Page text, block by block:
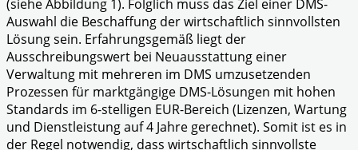
(siehe Abbildung 1). Folglich muss das Ziel einer DMS-
Auswahl die Beschaffung der wirtschaftlich sinnvollsten
Lösung sein. Erfahrungsgemäß liegt der
Ausschreibungswert bei Neuausstattung einer
Verwaltung mit mehreren im DMS umzusetzenden
Prozessen für marktgängige DMS-Lösungen mit hohen
Standards im 6-stelligen EUR-Bereich (Lizenzen, Wartung
und Dienstleistung auf 4 Jahre gerechnet). Somit ist es in
der Regel notwendig, dass wirtschaftlich sinnvollste